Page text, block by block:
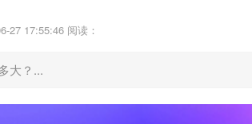
27 17:55:46 阅读：
大？...